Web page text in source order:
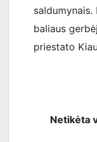
baliaus
priestato
Netikėta